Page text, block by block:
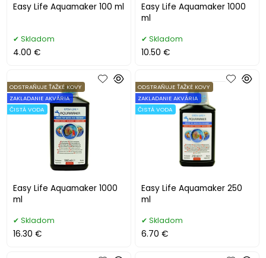
Easy Life Aquamaker 100 ml
Skladom
4.00 €
Easy Life Aquamaker 1000
ml
Skladom
10.50 €
Easy Life Aquamaker 1000
ml
ODSTRAŇUJE ŤAŽKÉ KOVY
ZAKLADANIE AKVÁRIA
ČISTÁ VODA
Skladom
16.30 €
Easy Life Aquamaker 250
ml
ODSTRAŇUJE ŤAŽKÉ KOVY
ZAKLADANIE AKVÁRIA
ČISTÁ VODA
Skladom
6.70 €